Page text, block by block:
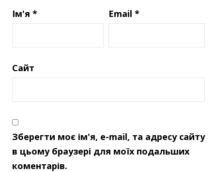
Ім'я * Email *
Сайт
Зберегти моє ім'я, e-mail, та адресу сайту
в цьому браузері для моїх подальших
коментарів.